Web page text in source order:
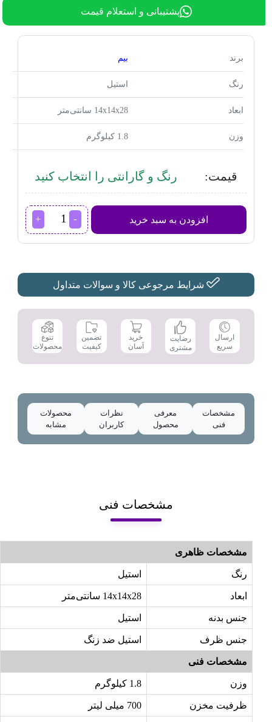
پشتیبانی و استعلام قیمت
برند بیم
رنگ استیل
ابعاد 14x14x28 سانتی‌متر
وزن 1.8 کیلوگرم
قیمت: رنگ و گارانتی را انتخاب کنید
افزودن به سبد خرید
آب
مرکبات
CJ4602
عدد
شرایط مرجوعی کالا و سوالات متداول
ارسال
سریع
رضایت
مشتری
خرید
آسان
تضمین
کیفیت
تنوع
محصولات
مشخصات
فنی
معرفی
محصول
نظرات
کاربران
محصولات
مشابه
مشخصات فنی
مشخصات ظاهری
رنگ استیل
ابعاد 14x14x28 سانتی‌متر
جنس بدنه استیل
جنس ظرف استیل ضد زنگ
مشخصات فنی
وزن 1.8 کیلوگرم
ظرفیت مخزن 700 میلی لیتر